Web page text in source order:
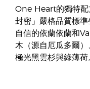
One Heart的獨特配
封密」嚴格品質標
自信的依蘭依蘭和
木（源自厄瓜多爾
極光黑雲杉與綠薄荷